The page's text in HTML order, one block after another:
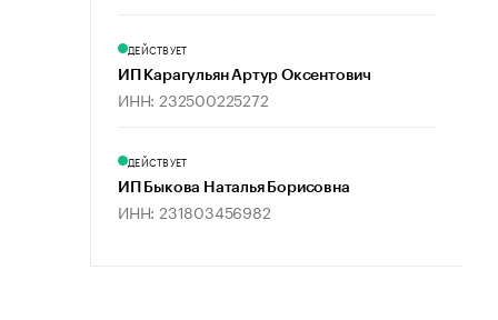
ДЕЙСТВУЕТ
ИП Карагульян Артур Оксентович
ИНН: 232500225272
ДЕЙСТВУЕТ
ИП Быкова Наталья Борисовна
ИНН: 231803456982